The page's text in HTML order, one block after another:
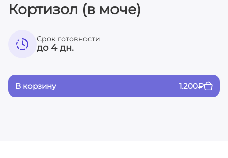
Кортизол (в моче)
Срок готовности
до 4 дн.
В корзину 1.200₽